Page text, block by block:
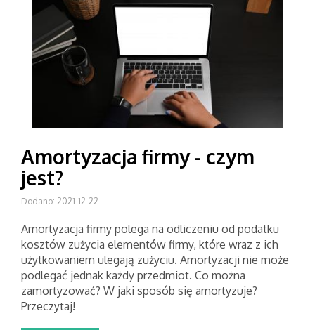
Amortyzacja firmy - czym
jest?
Dodano: 2021-12-22
Amortyzacja firmy polega na odliczeniu od podatku
kosztów zużycia elementów firmy, które wraz z ich
użytkowaniem ulegają zużyciu. Amortyzacji nie może
podlegać jednak każdy przedmiot. Co można
zamortyzować? W jaki sposób się amortyzuje?
Przeczytaj!